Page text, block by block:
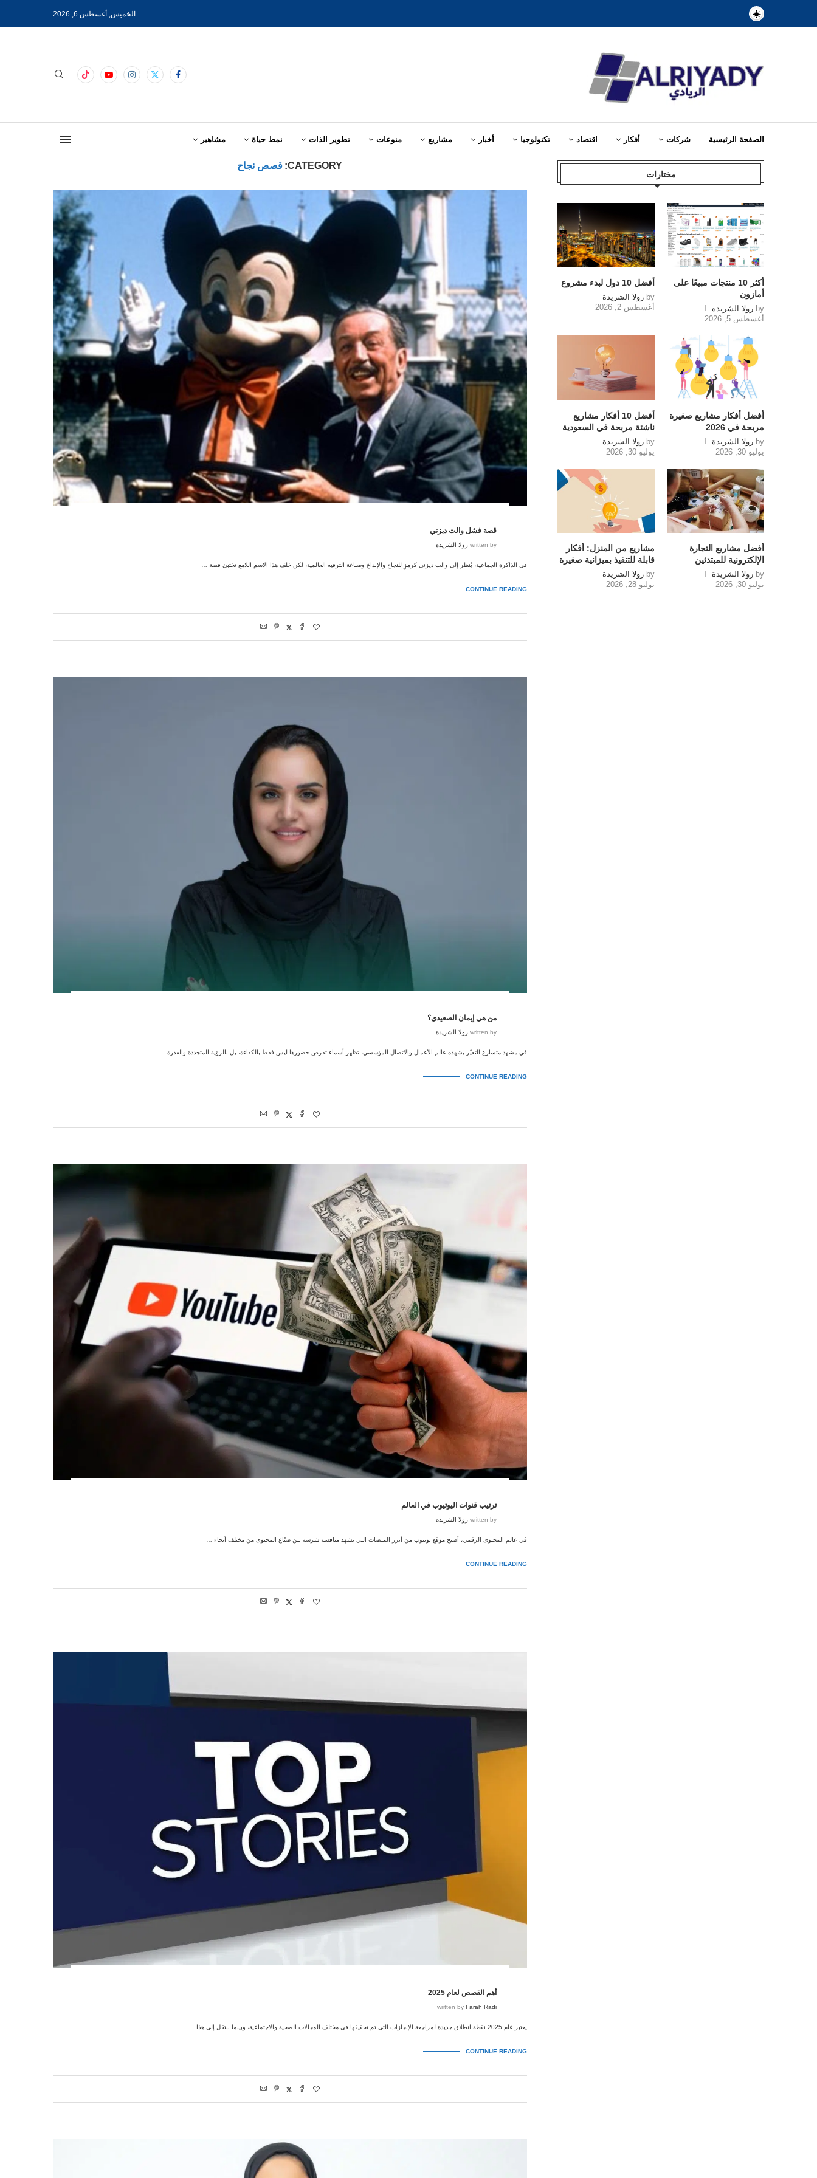
الخميس, أغسطس 6, 2026
الصفحة الرئيسية شركات أفكار اقتصاد تكنولوجيا أخبار مشاريع منوعات تطوير الذات نمط حياة مشاهير Home
» مشاهير»قصص نجاح
CATEGORY: قصص نجاح
قصة فشل والت ديزني
written by رولا الشريدة
في الذاكرة الجماعية، يُنظر إلى والت ديزني كرمزٍ للنجاح والإبداع وصناعة الترفيه العالمية، لكن خلف هذا الاسم اللامع تختبئ قصة …
CONTINUE READING
من هي إيمان الصعيدي؟
written by رولا الشريدة
في مشهد متسارع التغيّر يشهده عالم الأعمال والاتصال المؤسسي، تظهر أسماء تفرض حضورها ليس فقط بالكفاءة، بل بالرؤية المتجددة والقدرة …
CONTINUE READING
ترتيب قنوات اليوتيوب في العالم
written by رولا الشريدة
في عالم المحتوى الرقمي، أصبح موقع يوتيوب من أبرز المنصات التي تشهد منافسة شرسة بين صنّاع المحتوى من مختلف أنحاء …
CONTINUE READING
أهم القصص لعام 2025
written by Farah Radi
يعتبر عام 2025 نقطة انطلاق جديدة لمراجعة الإنجازات التي تم تحقيقها في مختلف المجالات الصحية والاجتماعية، وبينما ننتقل إلى هذا …
CONTINUE READING
مختارات
أكثر 10 منتجات مبيعًا على
أمازون
by رولا الشريدة
أغسطس 5, 2026
أفضل 10 دول لبدء مشروع
by رولا الشريدة
أغسطس 2, 2026
أفضل أفكار مشاريع صغيرة
مربحة في 2026
by رولا الشريدة
يوليو 30, 2026
أفضل 10 أفكار مشاريع
ناشئة مربحة في السعودية
by رولا الشريدة
يوليو 30, 2026
أفضل مشاريع التجارة
الإلكترونية للمبتدئين
by رولا الشريدة
يوليو 30, 2026
مشاريع من المنزل: أفكار
قابلة للتنفيذ بميزانية صغيرة
by رولا الشريدة
يوليو 28, 2026